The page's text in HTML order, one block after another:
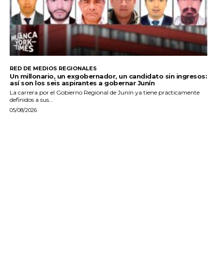
RED DE MEDIOS REGIONALES
Un millonario, un exgobernador, un candidato sin ingresos:
así son los seis aspirantes a gobernar Junín
La carrera por el Gobierno Regional de Junín ya tiene prácticamente
definidos a sus...
05/08/2026